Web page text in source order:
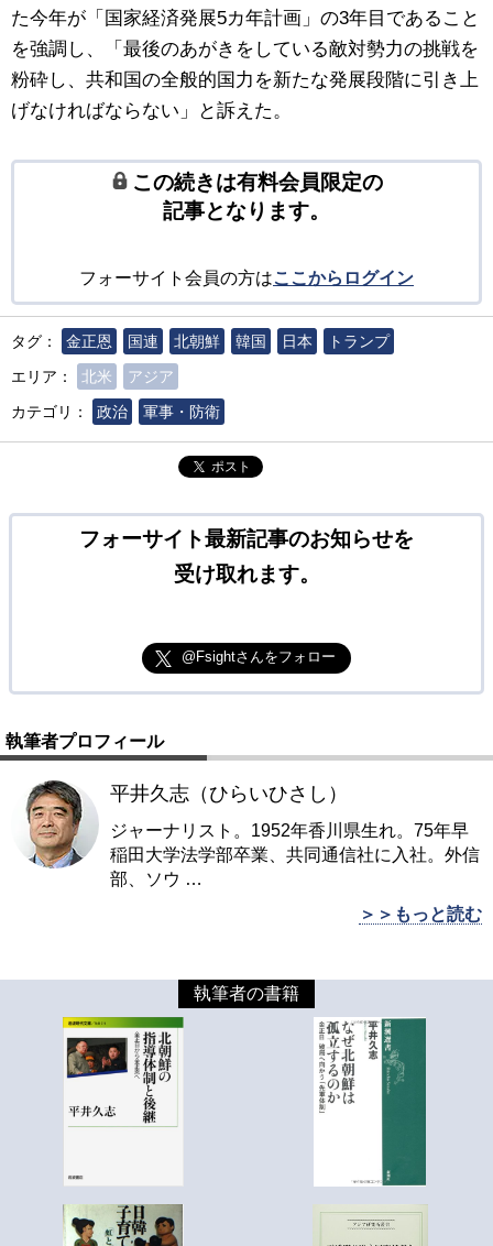
た今年が「国家経済発展5カ年計画」の3年目であること
を強調し、「最後のあがきをしている敵対勢力の挑戦を
粉砕し、共和国の全般的国力を新たな発展段階に引き上
げなければならない」と訴えた。
この続きは有料会員限定の
記事となります。
フォーサイト会員の方はここからログイン
タグ： 金正恩 国連 北朝鮮 韓国 日本
トランプ
エリア：
北米
アジア
カテゴリ：
政治 軍事・防衛
ポスト
フォーサイト最新記事のお知らせを
受け取れます。
@Fsightさんをフォロー
執筆者プロフィール
平井久志（ひらいひさし）
ジャーナリスト。1952年香川県生れ。75年早
稲田大学法学部卒業、共同通信社に入社。外信
部、ソウ …
＞＞もっと読む
執筆者の書籍